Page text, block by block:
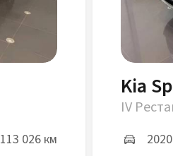
113 026 км
Kia
IV
2020